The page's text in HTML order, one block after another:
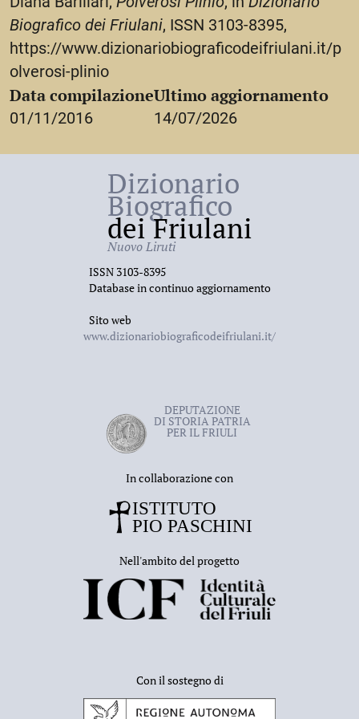
Biografico dei Friulani, ISSN 3103-8395,
https://www.dizionariobiograficodeifriulani.it/p
olverosi-plinio
Data compilazione
01/11/2016
Ultimo aggiornamento
14/07/2026
Dizionario
Biografico
dei Friulani
Nuovo Liruti
ISSN 3103-8395
Database in continuo aggiornamento
Sito web
www.dizionariobiograficodeifriulani.it/
DEPUTAZIONE
DI STORIA PATRIA
PER IL FRIULI
In collaborazione con
Nell'ambito del progetto
Con il sostegno di